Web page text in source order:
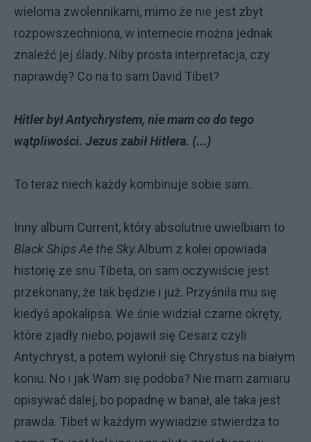
wieloma zwolennikami, mimo że nie jest zbyt
rozpowszechniona, w internecie można jednak
znaleźć jej ślady. Niby prosta interpretacja, czy
naprawdę? Co na to sam David Tibet?
Hitler był Antychrystem, nie mam co do tego
wątpliwości. Jezus zabił Hitlera. (...)
To teraz niech każdy kombinuje sobie sam.
Inny album Current, który absolutnie uwielbiam to
Black Ships Ae the Sky.Album z kolei opowiada
historię ze snu Tibeta, on sam oczywiście jest
przekonany, że tak będzie i już. Przyśniła mu się
kiedyś apokalipsa. We śnie widział czarne okręty,
które zjadły niebo, pojawił się Cesarz czyli
Antychryst, a potem wyłonił się Chrystus na białym
koniu. No i jak Wam się podoba? Nie mam zamiaru
opisywać dalej, bo popadnę w banał, ale taka jest
prawda. Tibet w każdym wywiadzie stwierdza to